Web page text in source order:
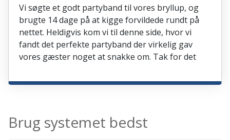
Vi søgte et godt partyband til vores bryllup, og
brugte 14 dage på at kigge forvildede rundt på
nettet. Heldigvis kom vi til denne side, hvor vi
fandt det perfekte partyband der virkelig gav
vores gæster noget at snakke om. Tak for det
Brug systemet bedst